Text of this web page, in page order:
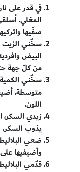
في قدر على
المغلي.
صفّيها
سخّني الزيت
من كلّ جهة
سخّني الكمية
متوسطة.
اللون.
زيدي السكر،
يذوب السكر.
ضعي
وأضيفيها
قدّمي